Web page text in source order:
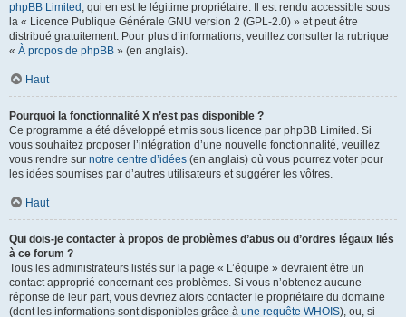
phpBB Limited , qui en est le légitime propriétaire. Il est rendu accessible sous
la « Licence Publique Générale GNU version 2 (GPL-2.0) » et peut être
distribué gratuitement. Pour plus d’informations, veuillez consulter la rubrique
« À propos de phpBB » (en anglais).
Haut
Pourquoi la fonctionnalité X n’est pas disponible ?
Ce programme a été développé et mis sous licence par phpBB Limited. Si
vous souhaitez proposer l’intégration d’une nouvelle fonctionnalité, veuillez
vous rendre sur notre centre d’idées (en anglais) où vous pourrez voter pour
les idées soumises par d’autres utilisateurs et suggérer les vôtres.
Haut
Qui dois-je contacter à propos de problèmes d’abus ou d’ordres légaux liés
à ce forum ?
Tous les administrateurs listés sur la page « L’équipe » devraient être un
contact approprié concernant ces problèmes. Si vous n’obtenez aucune
réponse de leur part, vous devriez alors contacter le propriétaire du domaine
(dont les informations sont disponibles grâce à une requête WHOIS), ou, si